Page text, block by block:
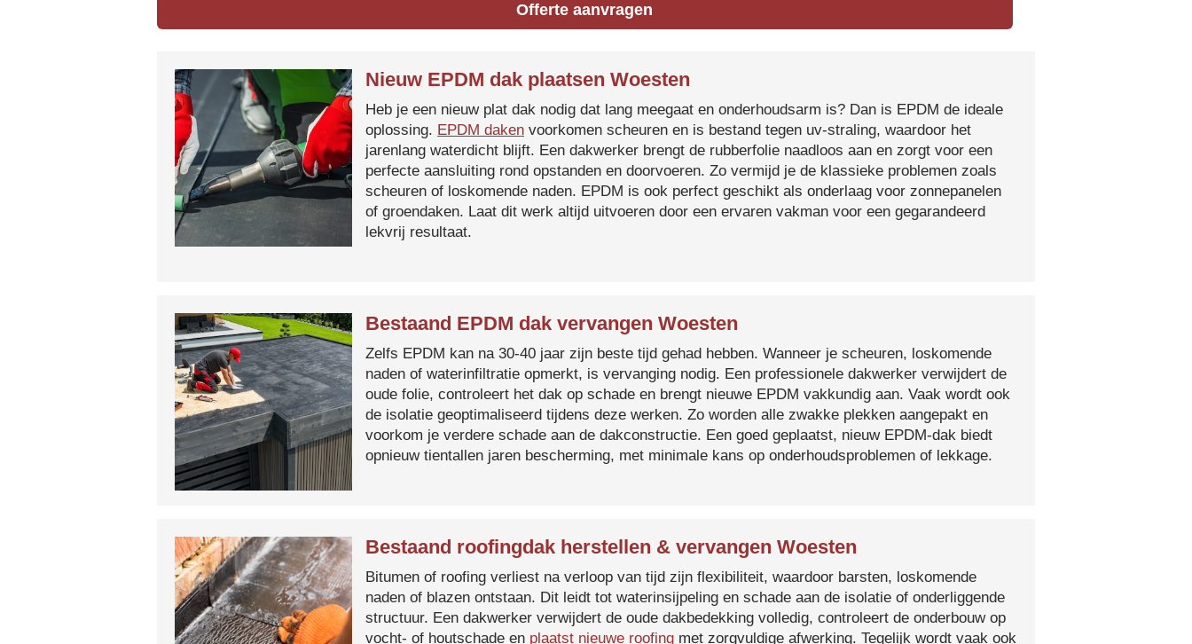
Offerte aanvragen
Nieuw EPDM dak plaatsen Woesten
Heb je een nieuw plat dak nodig dat lang meegaat en onderhoudsarm is? Dan is EPDM de ideale
oplossing. EPDM daken voorkomen scheuren en is bestand tegen uv-straling, waardoor het
jarenlang waterdicht blijft. Een dakwerker brengt de rubberfolie naadloos aan en zorgt voor een
perfecte aansluiting rond opstanden en doorvoeren. Zo vermijd je de klassieke problemen zoals
scheuren of loskomende naden. EPDM is ook perfect geschikt als onderlaag voor zonnepanelen
of groendaken. Laat dit werk altijd uitvoeren door een ervaren vakman voor een gegarandeerd
lekvrij resultaat.
Bestaand EPDM dak vervangen Woesten
Zelfs EPDM kan na 30-40 jaar zijn beste tijd gehad hebben. Wanneer je scheuren, loskomende
naden of waterinfiltratie opmerkt, is vervanging nodig. Een professionele dakwerker verwijdert de
oude folie, controleert het dak op schade en brengt nieuwe EPDM vakkundig aan. Vaak wordt ook
de isolatie geoptimaliseerd tijdens deze werken. Zo worden alle zwakke plekken aangepakt en
voorkom je verdere schade aan de dakconstructie. Een goed geplaatst, nieuw EPDM-dak biedt
opnieuw tientallen jaren bescherming, met minimale kans op onderhoudsproblemen of lekkage.
Bestaand roofingdak herstellen & vervangen Woesten
Bitumen of roofing verliest na verloop van tijd zijn flexibiliteit, waardoor barsten, loskomende
naden of blazen ontstaan. Dit leidt tot waterinsijpeling en schade aan de isolatie of onderliggende
structuur. Een dakwerker verwijdert de oude dakbedekking volledig, controleert de onderbouw op
vocht- of houtschade en plaatst nieuwe roofing met zorgvuldige afwerking. Tegelijk wordt vaak ook